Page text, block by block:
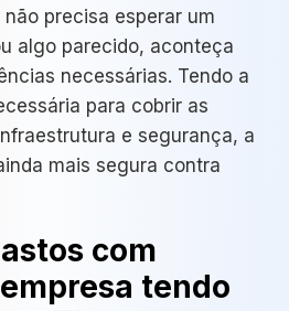
precisa esperar um
algo parecido, aconteça
necessárias. Tendo a
para cobrir as
e segurança, a
mais segura contra
com
tendo